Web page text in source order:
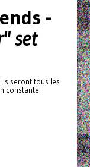
-
set
ils seront tous les
constante